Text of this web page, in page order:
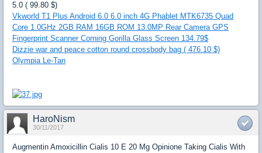
5.0 ( 99.80 $)
Vkworld T1 Plus Android 6.0 6.0 inch 4G Phablet MTK6735 Quad
Core 1.0GHz 2GB RAM 16GB ROM 13.0MP Rear Camera GPS
Fingerprint Scanner Corning Gorilla Glass Screen 134.79$
Dizzie war and peace cotton round crossbody bag ( 476.10 $)
Olympia Le-Tan
HaroNism
30/11/2017
Augmentin Amoxicillin Cialis 10 E 20 Mg Opinione Taking Cialis With